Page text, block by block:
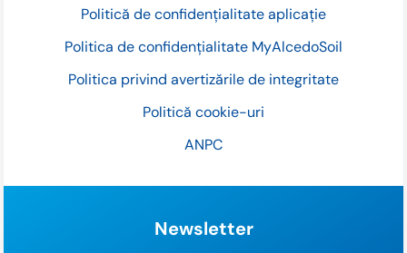
Politică de confidențialitate aplicație
Politica de confidențialitate MyAlcedoSoil
Politica privind avertizările de integritate
Politică cookie-uri
ANPC
Newsletter